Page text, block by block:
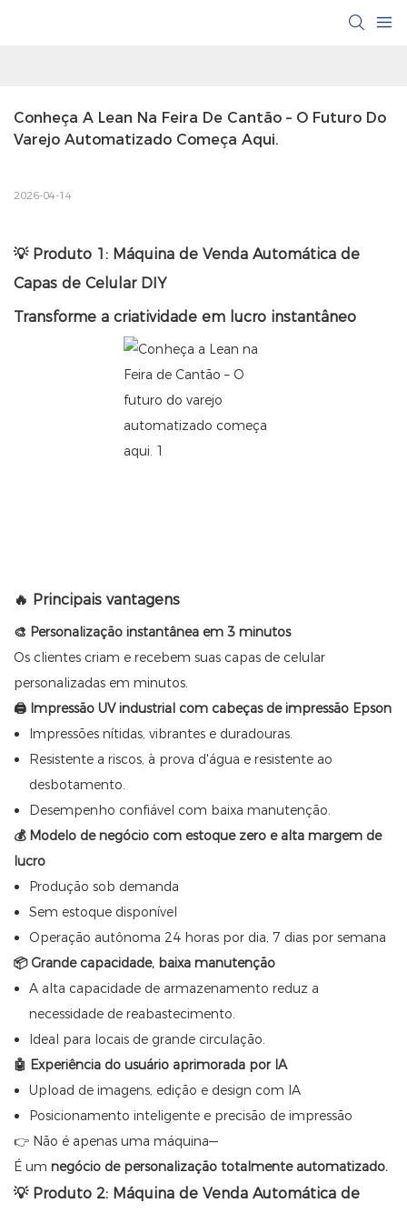
Conheça A Lean Na Feira De Cantão – O Futuro Do
Varejo Automatizado Começa Aqui.
2026-04-14
💡 Produto 1: Máquina de Venda Automática de
Capas de Celular DIY
Transforme a criatividade em lucro instantâneo
🔥 Principais vantagens
🎨 Personalização instantânea em 3 minutos
Os clientes criam e recebem suas capas de celular
personalizadas em minutos.
🖨 Impressão UV industrial com cabeças de impressão Epson
Impressões nítidas, vibrantes e duradouras.
Resistente a riscos, à prova d'água e resistente ao
desbotamento.
Desempenho confiável com baixa manutenção.
💰 Modelo de negócio com estoque zero e alta margem de
lucro
Produção sob demanda
Sem estoque disponível
Operação autônoma 24 horas por dia, 7 dias por semana
📦 Grande capacidade, baixa manutenção
A alta capacidade de armazenamento reduz a
necessidade de reabastecimento.
Ideal para locais de grande circulação.
🤖 Experiência do usuário aprimorada por IA
Upload de imagens, edição e design com IA
Posicionamento inteligente e precisão de impressão
👉 Não é apenas uma máquina—
É um negócio de personalização totalmente automatizado.
💡 Produto 2: Máquina de Venda Automática de